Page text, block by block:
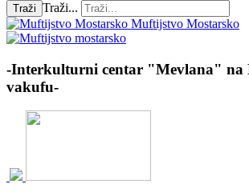
Traži Traži...
Muftijstvo Mostarsko
-Interkulturni centar "Mevlana" na
vakufu-